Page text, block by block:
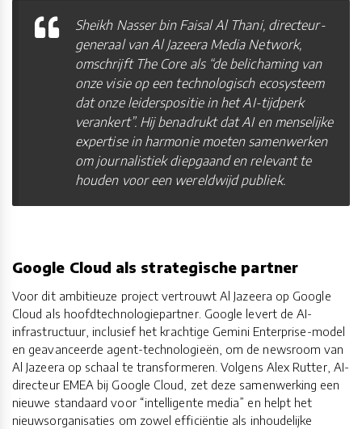
Sheikh Nasser bin Faisal Al Thani, directeur-
generaal van Al Jazeera Media Network,
omschrijft The Core als “de belichaming van
onze visie op een technologisch ecosysteem
dat onze leiderspositie in het AI-tijdperk
verankert”. Hij benadrukt dat AI en menselijke
expertise in harmonie moeten samenwerken
om journalistiek diepgaand en relevant te
houden voor een wereldwijd publiek.
Google Cloud als strategische partner
Voor dit ambitieuze project vertrouwt Al Jazeera op Google
Cloud als hoofdtechnologiepartner. Google levert de AI-
infrastructuur, inclusief het krachtige Gemini Enterprise-model
en geavanceerde agent-technologieën, om de newsroom van
Al Jazeera op schaal te transformeren. Volgens Alex Rutter, AI-
directeur EMEA bij Google Cloud, zet deze samenwerking een
nieuwe standaard voor “intelligente media” en helpt het
nieuwsorganisaties om zowel efficiëntie als inhoudelijke